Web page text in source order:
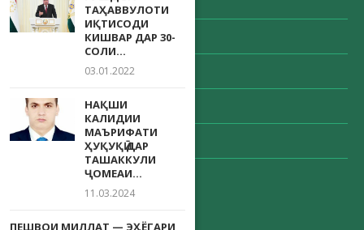
Сентябрь 2020
Август 2020
Май 2020
Апрель 2020
Декабрь 203
ТАҲАВВУЛОТИ
ИҚТИСОДИ
КИШВАР ДАР 30-
СОЛИ...
03.01.2022
НАҚШИ
КАЛИДИИ
МАЪРИФАТИ
ҲУҚУҚӢ ДАР
ТАШАККУЛИ
ҶОМЕАИ...
11.03.2024
ПЕШВОИ МИЛЛАТ — ЭҲЁГАРИ